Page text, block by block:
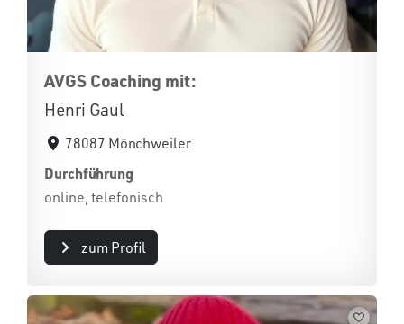
AVGS Coaching mit:
Henri Gaul
78087 Mönchweiler
Durchführung
online, telefonisch
zum Profil